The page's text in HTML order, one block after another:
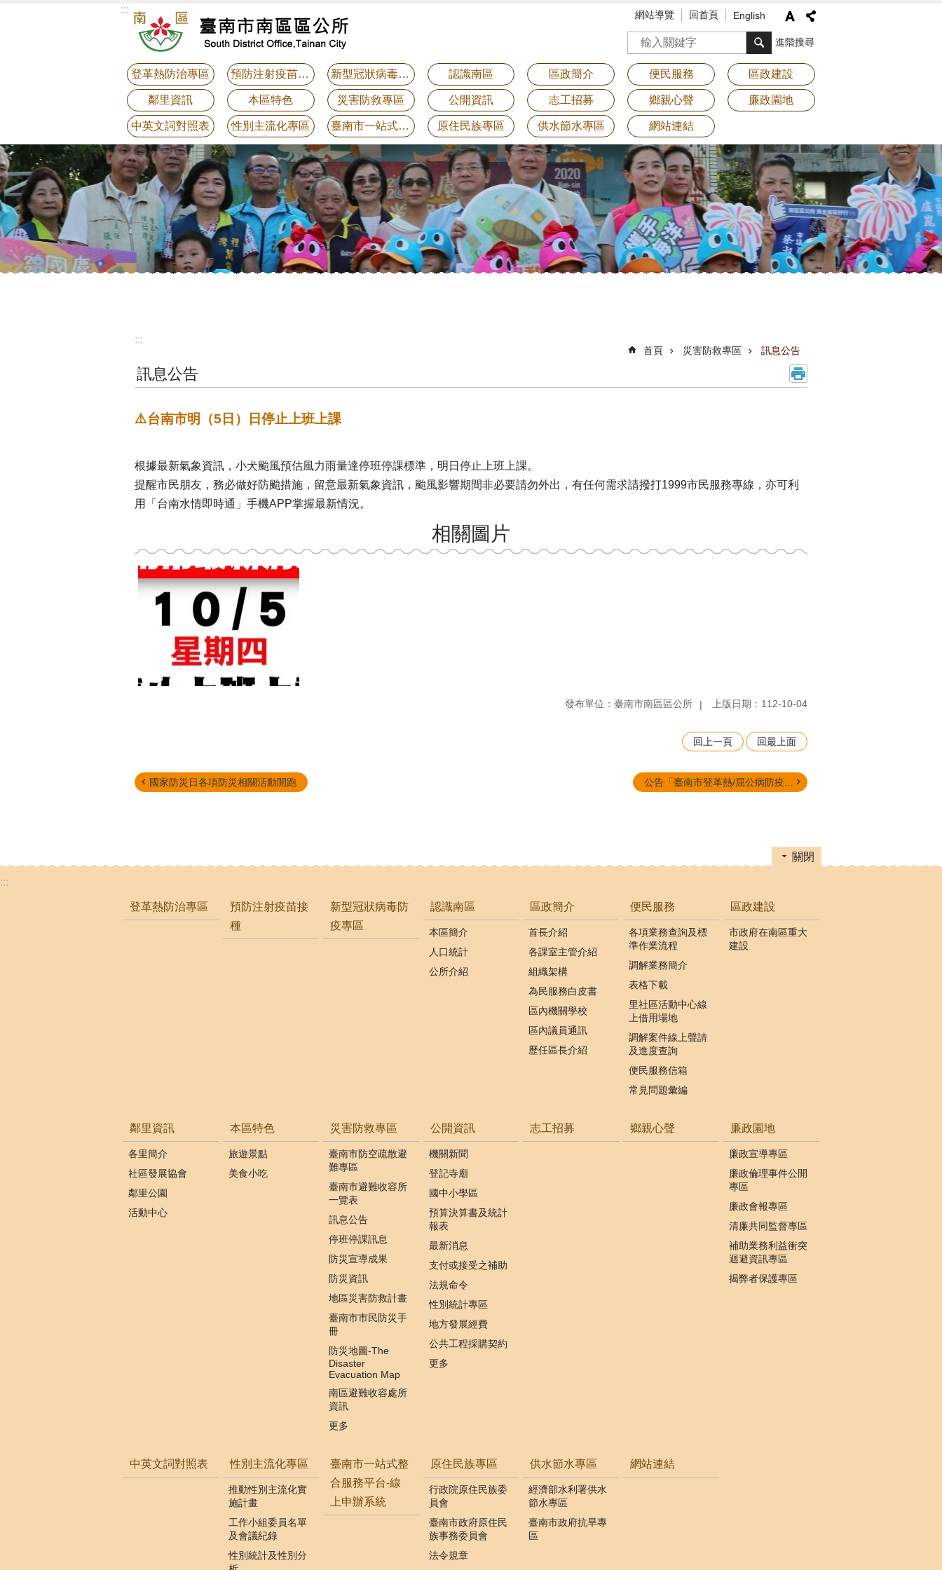
::: 網站導覽 回首頁 English
搜尋 進階搜尋
登革熱防治專區 預防注射疫苗接種 新型冠狀病毒防疫專區 認識南區 區政簡介 便民服務 區政建設
鄰里資訊 本區特色 災害防救專區 公開資訊 志工招募 鄉親心聲 廉政園地
中英文詞對照表 性別主流化專區 臺南市一站式整合服務平台-線上申辦系統 原住民族專區 供水節水專區 網站連結
:::
首頁 災害防救專區 訊息公告
訊息公告
⚠️台南市明（5日）日停止上班上課
根據最新氣象資訊，小犬颱風預估風力雨量達停班停課標準，明日停止上班上課。
提醒市民朋友，務必做好防颱措施，留意最新氣象資訊，颱風影響期間非必要請勿外出，有任何需求請撥打1999市民服務專線，亦可利
用「台南水情即時通」手機APP掌握最新情況。
相關圖片
發布單位：臺南市南區區公所 上版日期：112-10-04
回上一頁 回最上面
國家防災日各項防災相關活動開跑 公告「臺南市登革熱/屈公病防疫...
關閉
:::
登革熱防治專區
預防注射疫苗接
種
新型冠狀病毒防
疫專區
認識南區
本區簡介
人口統計
公所介紹
區政簡介
首長介紹
各課室主管介紹
組織架構
為民服務白皮書
區內機關學校
區內議員通訊
歷任區長介紹
便民服務
各項業務查詢及標
準作業流程
調解業務簡介
表格下載
里社區活動中心線
上借用場地
調解案件線上聲請
及進度查詢
便民服務信箱
常見問題彙編
區政建設
市政府在南區重大
建設
鄰里資訊
各里簡介
社區發展協會
鄰里公園
活動中心
本區特色
旅遊景點
美食小吃
災害防救專區
臺南市防空疏散避
難專區
臺南市避難收容所
一覽表
訊息公告
停班停課訊息
防災宣導成果
防災資訊
地區災害防救計畫
臺南市市民防災手
冊
防災地圖-The
Disaster
Evacuation Map
南區避難收容處所
資訊
更多
公開資訊
機關新聞
登記寺廟
國中小學區
預算決算書及統計
報表
最新消息
支付或接受之補助
法規命令
性別統計專區
地方發展經費
公共工程採購契約
更多
志工招募 鄉親心聲 廉政園地
廉政宣導專區
廉政倫理事件公開
專區
廉政會報專區
清廉共同監督專區
補助業務利益衝突
迴避資訊專區
揭弊者保護專區
中英文詞對照表 性別主流化專區
推動性別主流化實
施計畫
工作小組委員名單
及會議紀錄
性別統計及性別分
臺南市一站式整
合服務平台-線
上申辦系統
原住民族專區
行政院原住民族委
員會
臺南市政府原住民
族事務委員會
法令規章
供水節水專區
經濟部水利署供水
節水專區
臺南市政府抗旱專
區
網站連結